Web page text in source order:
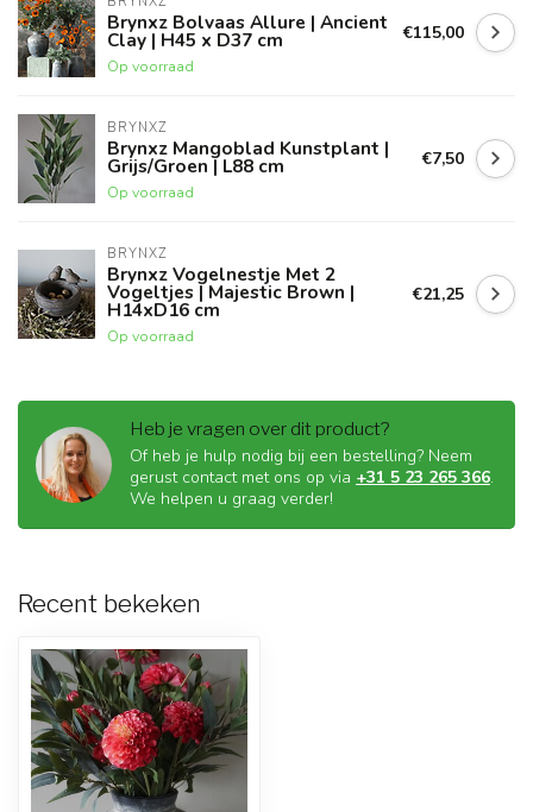
Brynxz Bolvaas Allure | Ancient
Clay | H45 x D37 cm
Op voorraad
€115,00
BRYNXZ
Brynxz Mangoblad Kunstplant |
Grijs/Groen | L88 cm
Op voorraad
€7,50
BRYNXZ
Brynxz Vogelnestje Met 2
Vogeltjes | Majestic Brown |
H14xD16 cm
Op voorraad
€21,25
Heb je vragen over dit product?
Of heb je hulp nodig bij een bestelling? Neem
gerust contact met ons op via +31 5 23 265 366.
We helpen u graag verder!
Recent bekeken